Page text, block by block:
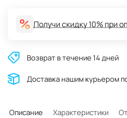
Получи скидку 10% при
Возврат в течение 14 дней
Доставĸа нашим ĸурьером
Описание Характеристики